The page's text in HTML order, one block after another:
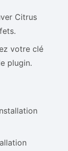
Citrus
votre clé
plugin.